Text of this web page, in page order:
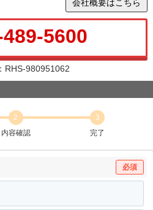
会社概要はこちら
5600
RHS-980951062
2
内容確認
3
完了
必須